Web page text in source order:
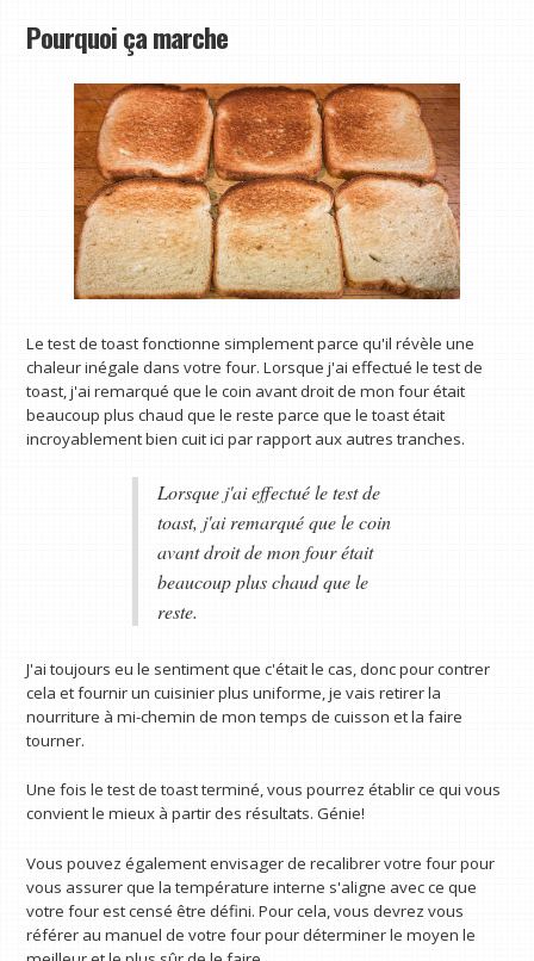
Pourquoi ça marche
Le test de toast fonctionne simplement parce qu'il révèle une
chaleur inégale dans votre four. Lorsque j'ai effectué le test de
toast, j'ai remarqué que le coin avant droit de mon four était
beaucoup plus chaud que le reste parce que le toast était
incroyablement bien cuit ici par rapport aux autres tranches.
Lorsque j'ai effectué le test de
toast, j'ai remarqué que le coin
avant droit de mon four était
beaucoup plus chaud que le
reste.
J'ai toujours eu le sentiment que c'était le cas, donc pour contrer
cela et fournir un cuisinier plus uniforme, je vais retirer la
nourriture à mi-chemin de mon temps de cuisson et la faire
tourner.
Une fois le test de toast terminé, vous pourrez établir ce qui vous
convient le mieux à partir des résultats. Génie!
Vous pouvez également envisager de recalibrer votre four pour
vous assurer que la température interne s'aligne avec ce que
votre four est censé être défini. Pour cela, vous devrez vous
référer au manuel de votre four pour déterminer le moyen le